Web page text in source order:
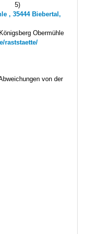
5)
, 35444 Biebertal,
Obermühle
raststaette/
von der